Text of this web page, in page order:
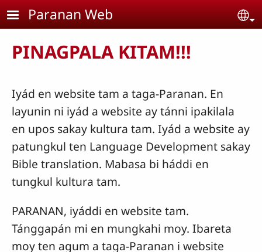
Skip to main content
Paranan Web
PINAGPALA KITAM!!!
Iyád en website tam a taga-Paranan. En
layunin ni iyád a website ay tánni ipakilala
en upos sakay kultura tam. Iyád a website ay
patungkul ten Language Development sakay
Bible translation. Mabasa bi háddi en
tungkul kultura tam.
PARANAN, iyáddi en website tam.
Tánggapán mi en mungkahi moy. Ibareta
moy ten agum a taga-Paranan i website